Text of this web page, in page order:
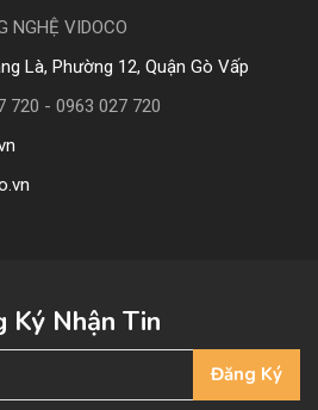
NGHỆ VIDOCO
Là, Phường 12, Quận Gò Vấp
720 - 0963 027 720
Ký Nhận Tin
Đăng Ký